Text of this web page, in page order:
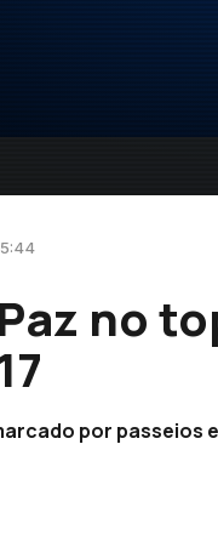
no
por passeios